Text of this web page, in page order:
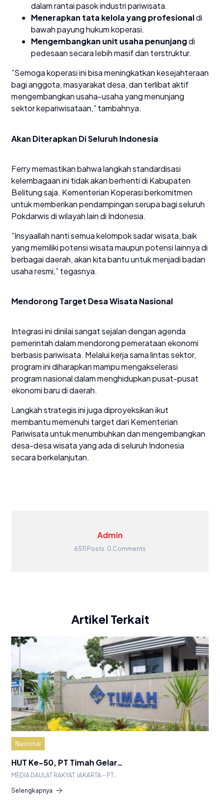
dalam rantai pasok industri pariwisata.
Menerapkan tata kelola yang profesionaldi
bawah payung hukum koperasi.
Mengembangkan unit usaha penunjangdi
pedesaan secara lebih masif dan terstruktur.
​”Semoga koperasi ini bisa meningkatkan kesejahteraan
bagi anggota, masyarakat desa, dan terlibat aktif
mengembangkan usaha-usaha yang menunjang
sektor kepariwisataan,” tambahnya.
Akan Diterapkan Di Seluruh Indonesia
​Ferry memastikan bahwa langkah standardisasi
kelembagaan ini tidak akan berhenti di Kabupaten
Belitung saja. Kementerian Koperasi berkomitmen
untuk memberikan pendampingan serupa bagi seluruh
Pokdarwis di wilayah lain di Indonesia.
​”Insyaallah nanti semua kelompok sadar wisata, baik
yang memiliki potensi wisata maupun potensi lainnya di
berbagai daerah, akan kita bantu untuk menjadi badan
usaha resmi,” tegasnya.
Mendorong Target Desa Wisata Nasional
​Integrasi ini dinilai sangat sejalan dengan agenda
pemerintah dalam mendorong pemerataan ekonomi
berbasis pariwisata. Melalui kerja sama lintas sektor,
program ini diharapkan mampu mengakselerasi
program nasional dalam menghidupkan pusat-pusat
ekonomi baru di daerah.
​Langkah strategis ini juga diproyeksikan ikut
membantu memenuhi target dari Kementerian
Pariwisata untuk menumbuhkan dan mengembangkan
desa-desa wisata yang ada di seluruh Indonesia
secara berkelanjutan.
Admin
6511 Posts 0 Comments
Artikel Terkait
Nasional
HUT Ke-50, PT Timah Gelar…
MEDIA DAULAT RAKYAT JAKARTA – PT…
Selengkapnya